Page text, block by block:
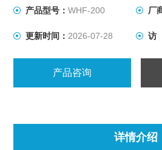
温度没有太大的限制，容积较小（
产品型号：WHF-200 厂
更新时间： 2026-07-28 访
产品咨询
详情介绍